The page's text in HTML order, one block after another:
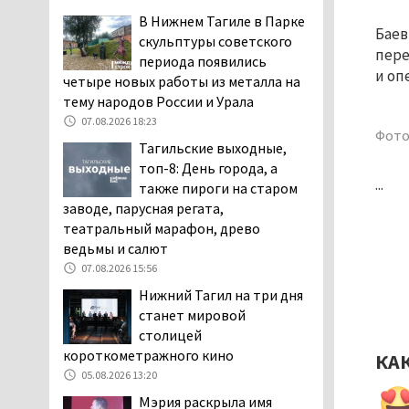
и
...
заявили, что их дочь в палате
покусала бельевая вошь
06.08.2026 13:02
В Нижнем Тагиле на три
дня запретят
электросамокаты
06.08.2026 11:41
«Я уверен, это бельевая
вошь». Родители 10-
летней девочки
пожаловались на кровососущих
паразитов, которые искусали их
ребёнка в детской больнице
Нижнего Тагила
05.08.2026 17:59
Директора уральского
предприятия по
производству дронов
«Упырь» подорвали в автомобиле
В Нижнем Тагиле в Парке
скульптуры советского
периода появились
четыре новых работы из металла на
тему народов России и Урала
07.08.2026 18:23
Тагильские выходные,
топ-8: День города, а
также пироги на старом
заводе, парусная регата,
театральный марафон, древо
ведьмы и салют
07.08.2026 15:56
Нижний Тагил на три дня
станет мировой
столицей
короткометражного кино
05.08.2026 13:20
Мэрия раскрыла имя